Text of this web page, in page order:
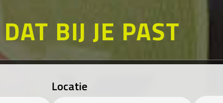
DAT BIJ JE PAST
Locatie